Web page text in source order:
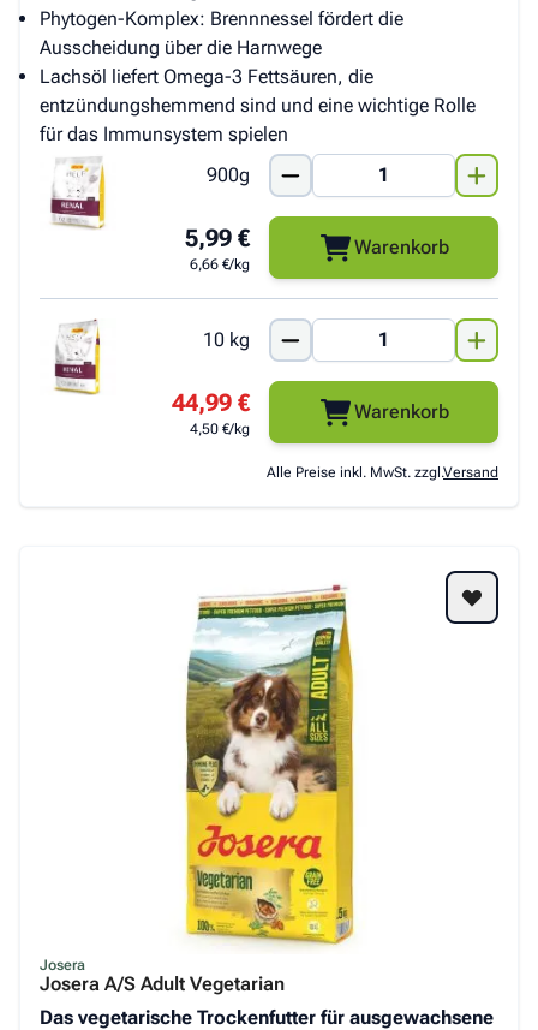
Phytogen-Komplex: Brennnessel fördert die
Ausscheidung über die Harnwege
Lachsöl liefert Omega-3 Fettsäuren, die
entzündungshemmend sind und eine wichtige Rolle
für das Immunsystem spielen
900g
5,99 €
6,66 €/kg
Warenkorb
10 kg
44,99 €
4,50 €/kg
Warenkorb
Alle Preise inkl. MwSt. zzgl.Versand
Josera
Josera A/S Adult Vegetarian
Das vegetarische Trockenfutter für ausgewachsene